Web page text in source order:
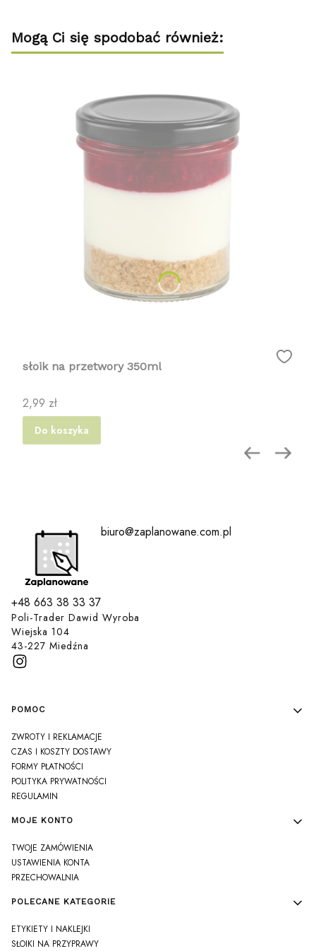
Mogą Ci się spodobać również:
słoik na przetwory 350ml
Cena
2,99 zł
Do koszyka
+48 663 38 33 37
biuro@zaplanowane.com.pl
Poli-Trader Dawid Wyroba
Wiejska 104
43-227 Miedźna
Linki w stopce
POMOC
ZWROTY I REKLAMACJE
CZAS I KOSZTY DOSTAWY
FORMY PŁATNOŚCI
POLITYKA PRYWATNOŚCI
REGULAMIN
MOJE KONTO
TWOJE ZAMÓWIENIA
USTAWIENIA KONTA
PRZECHOWALNIA
POLECANE KATEGORIE
ETYKIETY I NAKLEJKI
SŁOIKI NA PRZYPRAWY